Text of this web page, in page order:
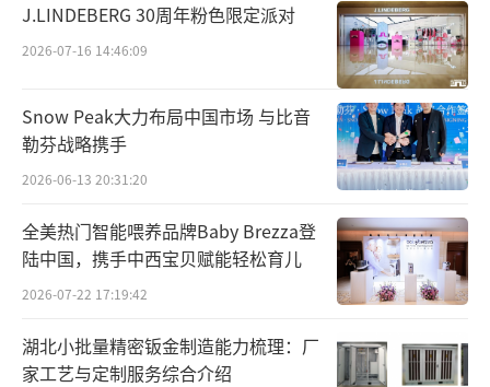
J.LINDEBERG 30周年粉色限定派对
2026-07-16 14:46:09
Snow Peak大力布局中国市场 与比音
勒芬战略携手
2026-06-13 20:31:20
全美热门智能喂养品牌Baby Brezza登
陆中国，携手中西宝贝赋能轻松育儿
2026-07-22 17:19:42
湖北小批量精密钣金制造能力梳理：厂
家工艺与定制服务综合介绍